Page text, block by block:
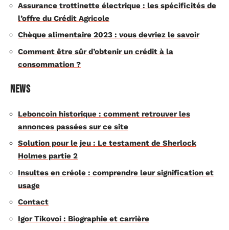
Assurance trottinette électrique : les spécificités de
l’offre du Crédit Agricole
Chèque alimentaire 2023 : vous devriez le savoir
Comment être sûr d’obtenir un crédit à la
consommation ?
News
Leboncoin historique : comment retrouver les
annonces passées sur ce site
Solution pour le jeu : Le testament de Sherlock
Holmes partie 2
Insultes en créole : comprendre leur signification et
usage
Contact
Igor Tikovoi : Biographie et carrière